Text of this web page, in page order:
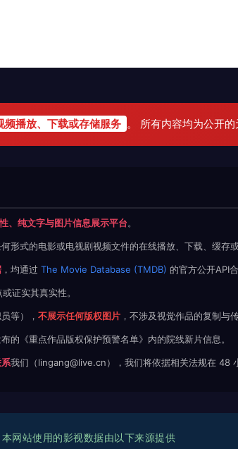
频播放、下载或存储服务 。 所有内容均为公开
、纯文字与图片信息展示平台。
形式的电影或电视剧视频文件的在线播放、下载、缓存
，均通过 The Movie Database (TMDB) 的官方公开API
证实其真实性。
等）， 不展示任何版权图片 ，不涉及视觉作品的复制与传
的《重点作品版权保护预警名单》内的院线新片信息。
我们（lingang@live.cn），我们将依据相关法规在 48
本网站使用的影视数据由以下来源提供